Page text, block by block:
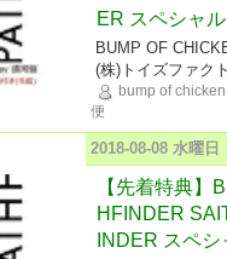
ER スペシャ
BUMP OF
(株)トイズファク
bump of chicken
便
2018-08-08 水曜日
【先着特典】
HFINDER
INDER スペ